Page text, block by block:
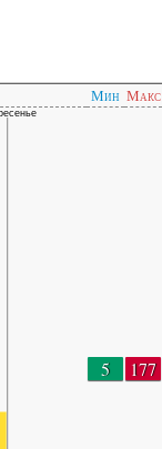
Мин Макс
5 177